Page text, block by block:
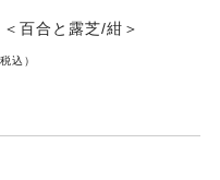
百合と露芝/紺＞
込）